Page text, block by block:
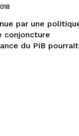
conjoncture
du PIB pourrait